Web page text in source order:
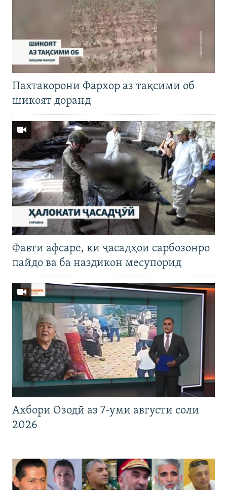
Пахтакорони Фархор аз тақсими об
шикоят доранд
Фавти афсаре, ки ҷасадҳои сарбозонро
пайдо ва ба наздикон месупорид
Ахбори Озодӣ аз 7-уми августи соли
2026